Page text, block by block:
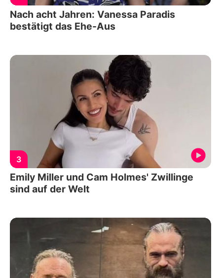
Nach acht Jahren: Vanessa Paradis
bestätigt das Ehe-Aus
3
Emily Miller und Cam Holmes' Zwillinge
sind auf der Welt